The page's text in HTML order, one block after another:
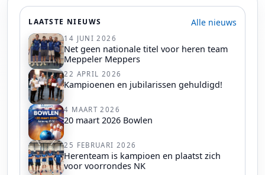
LAATSTE NIEUWS Alle nieuws
14 JUNI 2026
Net geen nationale titel voor heren team
Meppeler Meppers
22 APRIL 2026
Kampioenen en jubilarissen gehuldigd!
4 MAART 2026
20 maart 2026 Bowlen
25 FEBRUARI 2026
Herenteam is kampioen en plaatst zich
voor voorrondes NK